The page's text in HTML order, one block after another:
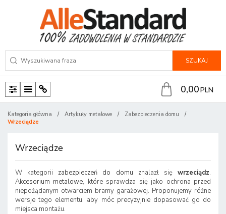
SZUKAJ
P
n
M
n
P
n
l
0,00PLN
Kategoria główna / Artykuły metalowe / Zabezpieczenia domu
/
Wrzeciądze
Wrzeciądze
W kategorii zabezpieczeń do domu znalazł sięwrzeciądz.
Akcesorium metalowe, które sprawdza się jako ochrona przed
niepożądanym otwarciem bramy garażowej. Proponujemy różne
wersje tego elementu, aby móc precyzyjnie dopasować go do
miejsca montażu.